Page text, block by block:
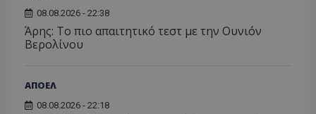
08.08.2026 - 22:38
Άρης: Το πιο απαιτητικό τεστ με την Ουνιόν
Βερολίνου
ΑΠΟΕΛ
08.08.2026 - 22:18